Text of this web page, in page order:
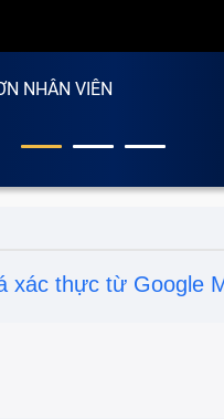
One để sửa Tablet
lỗi
One
NHÂN VIÊN
xác thực từ Google